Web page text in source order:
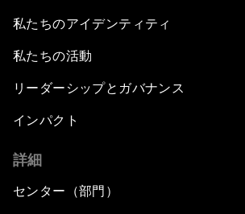
私たちのアイデンティティ
私たちの活動
リーダーシップとガバナンス
インパクト
詳細
センター（部門）